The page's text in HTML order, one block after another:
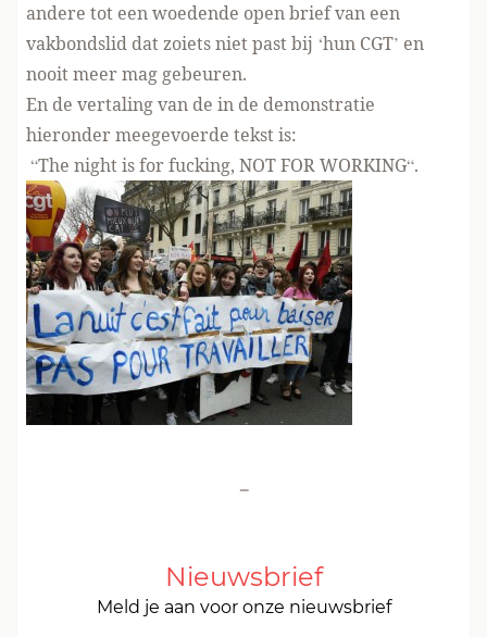
andere tot eenwoedende open briefvan een
vakbondslid dat zoiets niet past bij ‘hun CGT’ en
nooit meer mag gebeuren.
En de vertaling van de in de demonstratie
hieronder meegevoerde tekst is:
“The night is for fucking, NOT FOR WORKING“.
-
Nieuwsbrief
Meld je aan voor onze nieuwsbrief